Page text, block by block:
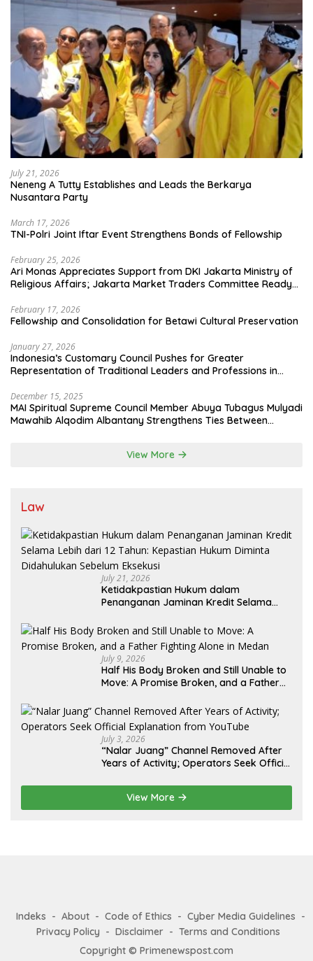
July 21, 2026
Neneng A Tutty Establishes and Leads the Berkarya
Nusantara Party
March 17, 2026
TNI-Polri Joint Iftar Event Strengthens Bonds of Fellowship
February 25, 2026
Ari Monas Appreciates Support from DKI Jakarta Ministry of
Religious Affairs; Jakarta Market Traders Committee Ready
February 17, 2026
Fellowship and Consolidation for Betawi Cultural Preservation
January 27, 2026
Indonesia’s Customary Council Pushes for Greater
Representation of Traditional Leaders and Professions in
December 15, 2025
MAI Spiritual Supreme Council Member Abuya Tubagus Mulyadi
Mawahib Alqodim Albantany Strengthens Ties Between
View More
Law
July 21, 2026
Ketidakpastian Hukum dalam
Penanganan Jaminan Kredit Selama
Diminta Didahulukan Sebelum Eksekusi
July 9, 2026
Half His Body Broken and Still Unable to
Move: A Promise Broken, and a Father
July 3, 2026
“Nalar Juang” Channel Removed After
Years of Activity; Operators Seek Official
View More
Indeks About Code of Ethics
Cyber Media Guidelines
Privacy Policy
Disclaimer
Terms and Conditions
Copyright © Primenewspost.com